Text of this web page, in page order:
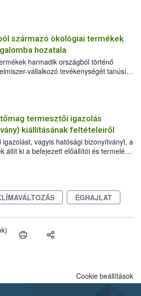
származó ökológiai termékek
hozatala
harmadik országból történő
vállalkozó tevékenységét tanúsító
folytathatja. E célból szükséges a
előtt a szervezetnél a nyilvántartásba
termesztői igazolás
kiállításának feltételeiről
vagyis hatósági bizonyítványt, a
állít ki a befejezett előállítói és termelési
biztonsági Hivatal
Erőforrások Igazgatósága (Nébih
ÉGHAJLAT
Cookie beállítások